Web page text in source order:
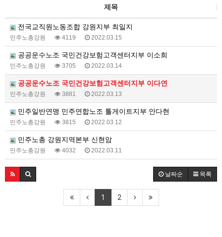
제목
전국교직원노동조합 강원지부 최일지
민주노총강원 4119 2022.03.15
공공운수노조 국민건강보험고객센터지부 이소희
민주노총강원 3705 2022.03.14
공공운수노조 국민건강보험고객센터지부 이다연
민주노총강원 3881 2022.03.13
민주일반연맹 민주연합노조 톨게이트지부 안다현
민주노총강원 3815 2022.03.12
민주노총 강원지역본부 신현암
민주노총강원 4032 2022.03.11
날짜순 목록
1 2